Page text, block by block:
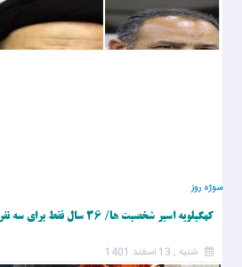
سوژه روز
کهگیلویه اسیر شخصیت ها/ ۳۶ سال فقط برای سه نفر
شنبه , 13 اسفند 1401